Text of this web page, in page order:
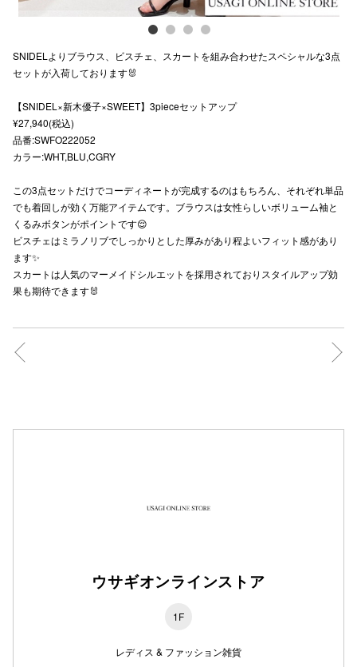
SNIDELよりブラウス、ビスチェ、スカートを組み合わせたスペシャルな3点
セットが入荷しております🐰
【SNIDEL×新木優子×SWEET】3pieceセットアップ
¥27,940(税込)
品番:SWFO222052
カラー:WHT,BLU,CGRY
この3点セットだけでコーディネートが完成するのはもちろん、それぞれ単品
でも着回しが効く万能アイテムです。ブラウスは女性らしいボリューム袖と
くるみボタンがポイントです😌
ビスチェはミラノリブでしっかりとした厚みがあり程よいフィット感があり
ます✨
スカートは人気のマーメイドシルエットを採用されておりスタイルアップ効
果も期待できます🐰
ウサギオンラインストア
1F
レディス & ファッション雑貨
企業情報
秋田オ
新百合丘
三宮
那覇オ